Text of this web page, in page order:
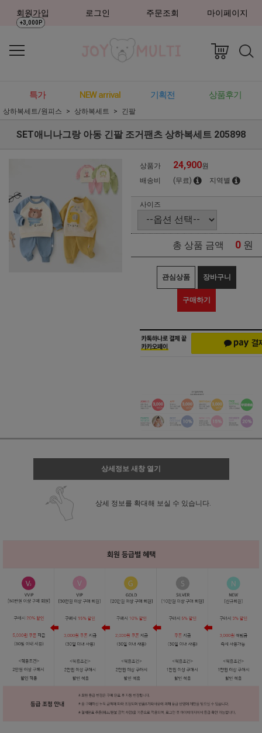
회원가입
+3,000P
로그인 주문조회 마이페이지
특가 NEW arrival 기획전 상품후기
상하복세트/원피스 상하복세트 긴팔
SET애니나그랑 아동 긴팔 조거팬츠 상하복세트 205898
상품가 24,900원
배송비
(무료) 지역별
사이즈
총 상품 금액 0 원
관심상품 장바구니
구매하기
상세정보 새창 열기
상세 정보를 확대해 보실 수 있습니다.